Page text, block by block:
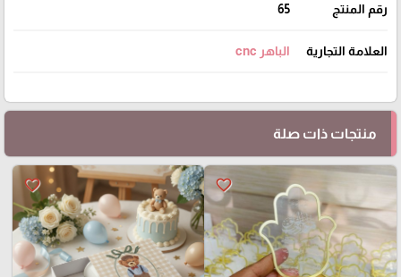
رقم المنتج 65
العلامة التجارية الباهر cnc
منتجات ذات صلة
favorite_border
favorite_border